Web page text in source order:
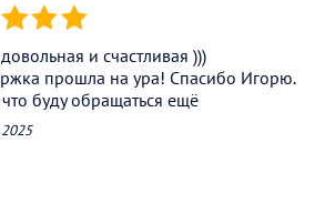
(*) (*) (*)
и счастливая )))
прошла на ура! Спасибо Игорю.
буду обращаться ещё
2025